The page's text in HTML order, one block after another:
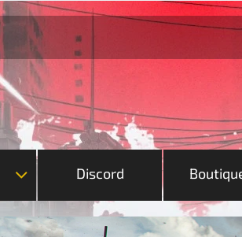
Discord